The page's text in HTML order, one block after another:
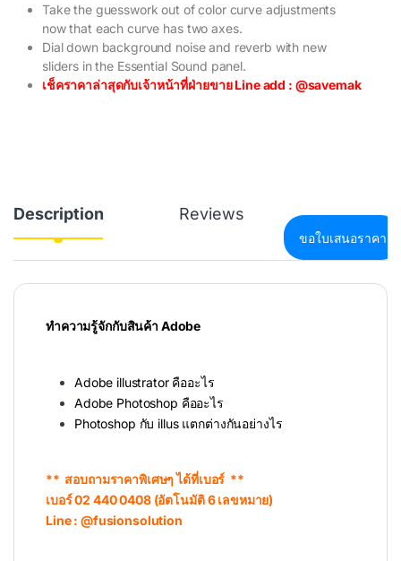
Take the guesswork out of color curve adjustments
now that each curve has two axes.
Dial down background noise and reverb with new
sliders in the Essential Sound panel.
เช็คราคาล่าสุดกับเจ้าหน้าที่ฝ่ายขาย Line add : @savemak
Description Reviews
ขอใบเสนอราคา
ทำความรู้จักกับสินค้า Adobe
Adobe illustrator คืออะไร
Adobe Photoshop คืออะไร
Photoshop กับ illus แตกต่างกันอย่างไร
** สอบถามราคาพิเศษๆ ได้ที่เบอร์ **
เบอร์ 02 440 0408 (อัตโนมัติ 6 เลขหมาย)
Line : @fusionsolution